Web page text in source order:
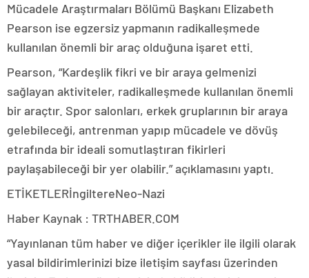
Mücadele Araştırmaları Bölümü Başkanı Elizabeth
Pearson ise egzersiz yapmanın radikalleşmede
kullanılan önemli bir araç olduğuna işaret etti.
Pearson, “Kardeşlik fikri ve bir araya gelmenizi
sağlayan aktiviteler, radikalleşmede kullanılan önemli
bir araçtır. Spor salonları, erkek gruplarının bir araya
gelebileceği, antrenman yapıp mücadele ve dövüş
etrafında bir ideali somutlaştıran fikirleri
paylaşabileceği bir yer olabilir.” açıklamasını yaptı.
ETİKETLERİngiltereNeo-Nazi
Haber Kaynak : TRTHABER.COM
“Yayınlanan tüm haber ve diğer içerikler ile ilgili olarak
yasal bildirimlerinizi bize iletişim sayfası üzerinden